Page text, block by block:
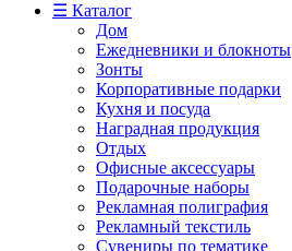
☰ Каталог
Дом
Ежедневники и блокноты
Зонты
Корпоративные подарки
Кухня и посуда
Наградная продукция
Отдых
Офисные аксессуары
Подарочные наборы
Рекламная полиграфия
Рекламный текстиль
Сувениры по тематике